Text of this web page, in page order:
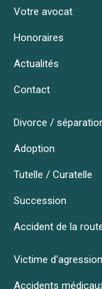
Votre avocat
Honoraires
Actualités
Contact
Divorce /
Adoption
Tutelle / Curatelle
Succession
Accident de la
Victime
Accidents